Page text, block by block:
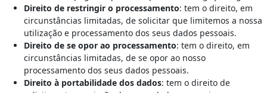
Direito de restringir o processamento: tem o direito, em
circunstâncias limitadas, de solicitar que limitemos a nossa
utilização e processamento dos seus dados pessoais.
Direito de se opor ao processamento: tem o direito, em
circunstâncias limitadas, de se opor ao nosso
processamento dos seus dados pessoais.
Direito à portabilidade dos dados: tem o direito de